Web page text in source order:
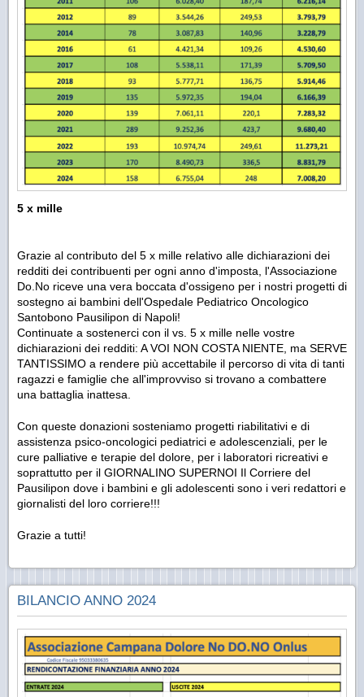
5 x mille
Grazie al contributo del 5 x mille relativo alle dichiarazioni dei
redditi dei contribuenti per ogni anno d'imposta, l'Associazione
Do.No riceve una vera boccata d'ossigeno per i nostri progetti di
sostegno ai bambini dell'Ospedale Pediatrico Oncologico
Santobono Pausilipon di Napoli!
Continuate a sostenerci con il vs. 5 x mille nelle vostre
dichiarazioni dei redditi: A VOI NON COSTA NIENTE, ma SERVE
TANTISSIMO a rendere più accettabile il percorso di vita di tanti
ragazzi e famiglie che all'improvviso si trovano a combattere
una battaglia inattesa.
Con queste donazioni sosteniamo progetti riabilitativi e di
assistenza psico-oncologici pediatrici e adolescenziali, per le
cure palliative e terapie del dolore, per i laboratori ricreativi e
soprattutto per il GIORNALINO SUPERNOI Il Corriere del
Pausilipon dove i bambini e gli adolescenti sono i veri redattori e
giornalisti del loro corriere!!!
Grazie a tutti!
BILANCIO ANNO 2024